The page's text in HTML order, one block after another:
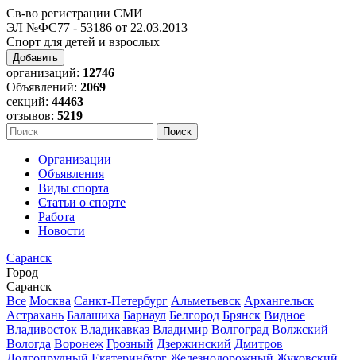
Св-во регистрации СМИ
ЭЛ №ФС77 - 53186 от 22.03.2013
Спорт для детей и взрослых
Добавить
организаций: 12746
Объявлений: 2069
секций: 44463
отзывов: 5219
Организации
Объявления
Виды спорта
Статьи о спорте
Работа
Новости
Саранск
Город
Саранск
Все Москва Санкт-Петербург Альметьевск Архангельск
Астрахань Балашиха Барнаул Белгород Брянск Видное
Владивосток Владикавказ Владимир Волгоград Волжский
Вологда Воронеж Грозный Дзержинский Дмитров